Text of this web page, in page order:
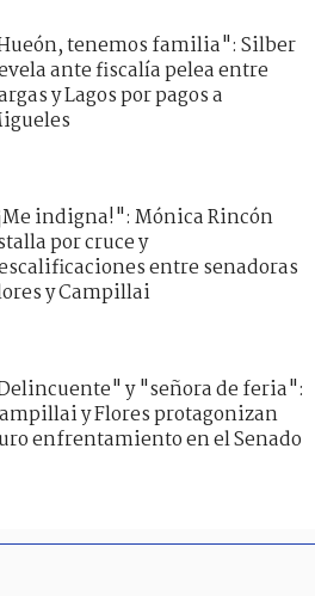
tenemos familia": Silber
ante fiscalía pelea entre
y Lagos por pagos a
indigna!": Mónica Rincón
por cruce y
entre senadoras
y Campillai
y "señora de feria":
y Flores protagonizan
enfrentamiento en el Senado